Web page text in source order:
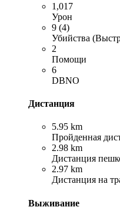
1,017
Урон
9 (4)
Убийства
2
Помощи
6
DBNO
Дистанция
5.95 km
Пройденная
2.98 km
Дистанция
2.97 km
Дистанция на
Выживание